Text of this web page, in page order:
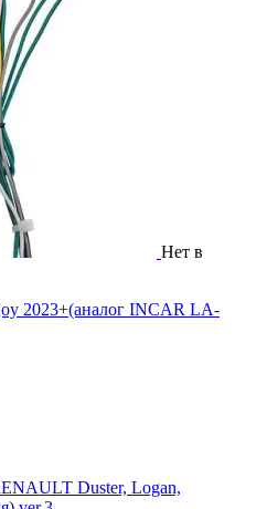
Нет в
2023+(аналог INCAR LA-